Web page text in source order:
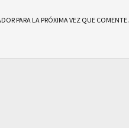
PARA LA PRÓXIMA VEZ QUE COMENTE.